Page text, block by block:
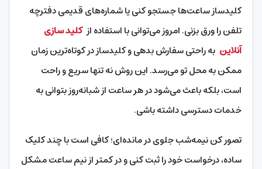
کلیدساز ساعت‌ها جستجو کنی یا شماره‌های قدیمی دفترچه
تلفن را ورق بزنی. امروز می‌توانی با استفاده از کلید سازی
آنلاین به راحتی سفارش بدهی و کلیدساز در کوتاه‌ترین زمان
ممکن به محل تو می‌رسد. این روش نه تنها سریع و راحت
است، بلکه باعث می‌شود در هر ساعت از شبانه‌روز بتوانی به
خدمات دسترسی داشته باشی.
تصور کن نیمه‌شب جلوی در مانده‌ای؛ کافی است با چند کلیک
ساده، درخواست خود را ثبت کنی و در کمتر از نیم ساعت مشکل